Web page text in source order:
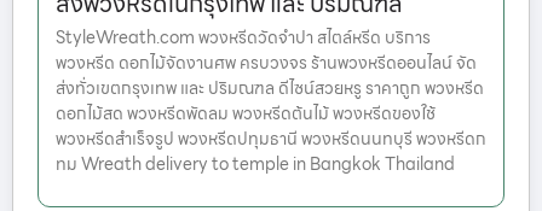
StyleWreath.com พวงหรีดวัดจำปา สไตล์หรีด บริการ
พวงหรีด ดอกไม้จัดงานศพ ครบวงจร ร้านพวงหรีดออนไลน์ จัด
ส่งทั่วเขตกรุงเทพ และ ปริมณฑล ดีไซน์สวยหรู ราคาถูก พวงหรีด
ดอกไม้สด พวงหรีดพัดลม พวงหรีดต้นไม้ พวงหรีดของใช้
พวงหรีดสำเร็จรูป พวงหรีดปทุมธานี พวงหรีดนนทบุรี พวงหรีดก
ทม Wreath delivery to temple in Bangkok Thailand